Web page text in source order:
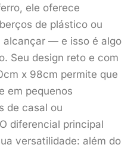
ele oferece
de plástico ou
alcançar — e isso é algo
Seu design reto e com
x 98cm permite que
em pequenos
de casal ou
diferencial principal
versatilidade: além do